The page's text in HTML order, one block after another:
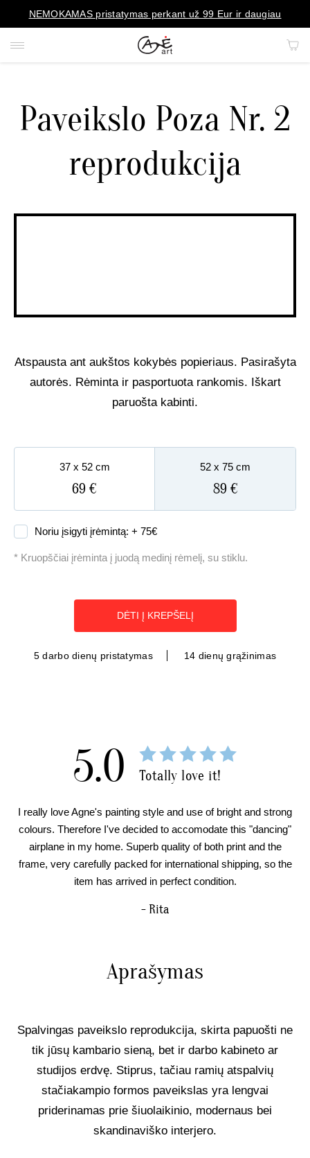
NEMOKAMAS pristatymas perkant už 99 Eur ir daugiau
PAVEIKSLAI
PORTRETAI
TAPYBOS PAMOKOS
Paveikslo Poza Nr. 2
reprodukcija
Atspausta ant aukštos kokybės popieriaus. Pasirašyta
autorės. Rėminta ir pasportuota rankomis. Iškart
paruošta kabinti.
37 x 52 cm
69 €
52 x 75 cm
89 €
Noriu įsigyti įrėmintą: + 75€
* Kruopščiai įrėminta į juodą medinį rėmelį, su stiklu.
DĖTI Į KREPŠELĮ
5 darbo dienų pristatymas 14 dienų grąžinimas
5.0 Totally love it!
I really love Agne's painting style and use of bright and strong
colours. Therefore I've decided to accomodate this "dancing"
airplane in my home. Superb quality of both print and the
frame, very carefully packed for international shipping, so the
item has arrived in perfect condition.
- Rita
Aprašymas
Spalvingas paveikslo reprodukcija, skirta papuošti ne
tik jūsų kambario sieną, bet ir darbo kabineto ar
studijos erdvę. Stiprus, tačiau ramių atspalvių
stačiakampio formos paveikslas yra lengvai
priderinamas prie šiuolaikinio, modernaus bei
skandinaviško interjero.